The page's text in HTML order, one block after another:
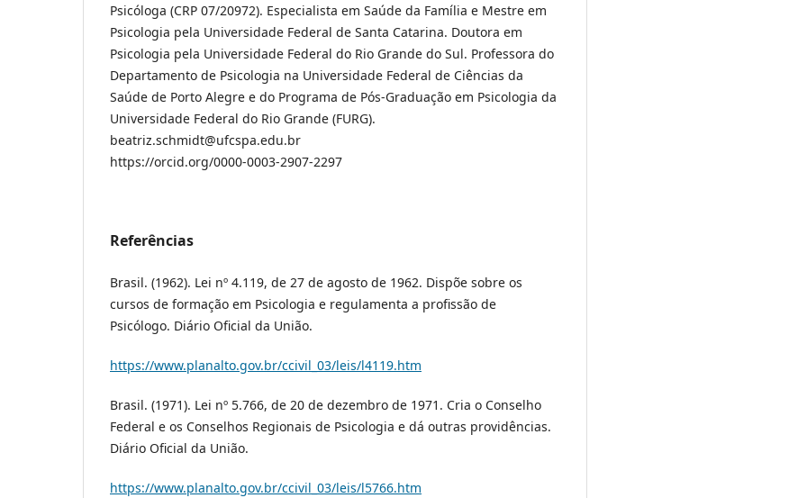
Psicóloga (CRP 07/20972). Especialista em Saúde da Família e Mestre em
Psicologia pela Universidade Federal de Santa Catarina. Doutora em
Psicologia pela Universidade Federal do Rio Grande do Sul. Professora do
Departamento de Psicologia na Universidade Federal de Ciências da
Saúde de Porto Alegre e do Programa de Pós-Graduação em Psicologia da
Universidade Federal do Rio Grande (FURG).
beatriz.schmidt@ufcspa.edu.br
https://orcid.org/0000-0003-2907-2297
Referências
Brasil. (1962). Lei nº 4.119, de 27 de agosto de 1962. Dispõe sobre os
cursos de formação em Psicologia e regulamenta a profissão de
Psicólogo. Diário Oficial da União.
https://www.planalto.gov.br/ccivil_03/leis/l4119.htm
Brasil. (1971). Lei nº 5.766, de 20 de dezembro de 1971. Cria o Conselho
Federal e os Conselhos Regionais de Psicologia e dá outras providências.
Diário Oficial da União.
https://www.planalto.gov.br/ccivil_03/leis/l5766.htm